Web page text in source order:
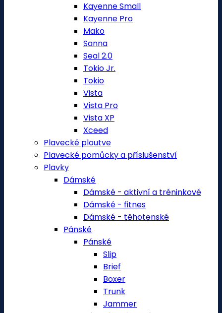
Kayenne Small
Kayenne Pro
Mako
Sanna
Seal 2.0
Tokio Jr.
Tokio
Vista
Vista Pro
Vista XP
Xceed
Plavecké ploutve
Plavecké pomůcky a příslušenství
Plavky
Dámské
Dámské - aktivní a tréninkové
Dámské - fitnes
Dámské - těhotenské
Pánské
Pánské
Slip
Brief
Boxer
Trunk
Jammer